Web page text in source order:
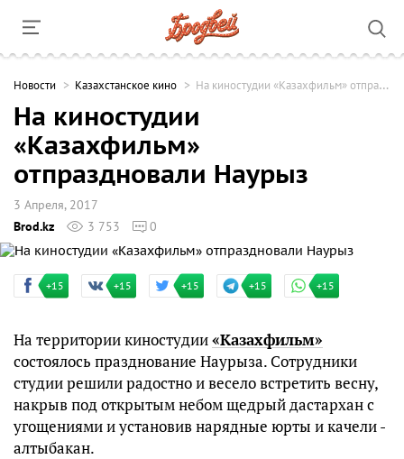
Новости Казахстанское кино На киностудии «Казахфильм» отпраздновали Наурыз
На киностудии
«Казахфильм»
отпраздновали Наурыз
3 Апреля, 2017
Brod.kz
3 753 0
+15 +15 +15 +15 +15
На территории киностудии«Казахфильм»
состоялось празднование Наурыза. Сотрудники
студии решили радостно и весело встретить весну,
накрыв под открытым небом щедрый дастархан с
угощениями и установив нарядные юрты и качели -
алтыбакан.